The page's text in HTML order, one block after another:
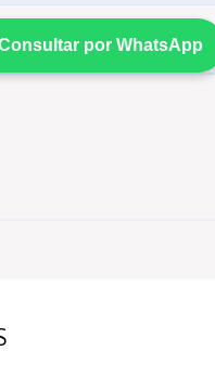
por WhatsApp